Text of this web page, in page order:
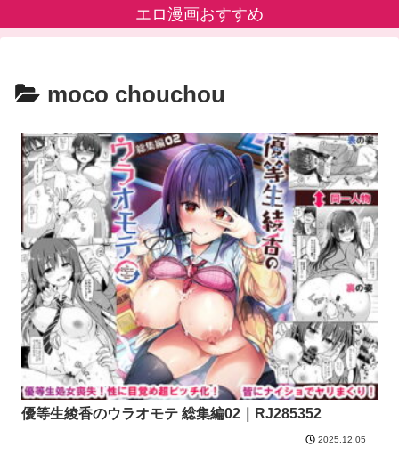
エロ漫画おすすめ
moco chouchou
優等生綾香のウラオモテ 総集編02｜RJ285352
2025.12.05